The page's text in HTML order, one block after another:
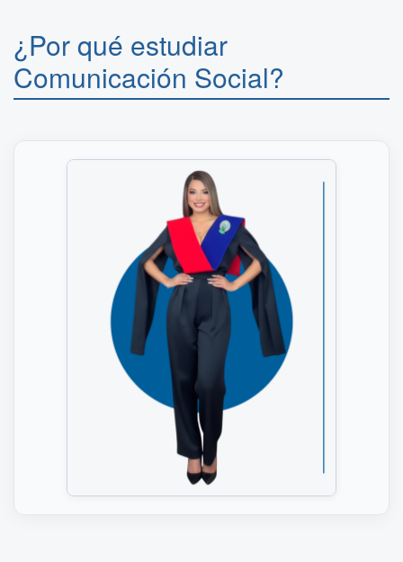
¿Por qué estudiar
Comunicación Social?